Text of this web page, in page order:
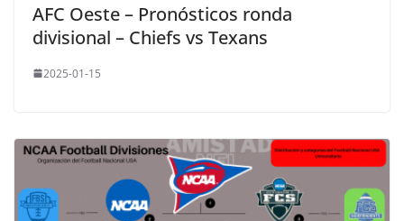
AFC Oeste – Pronósticos ronda
divisional – Chiefs vs Texans
2025-01-15